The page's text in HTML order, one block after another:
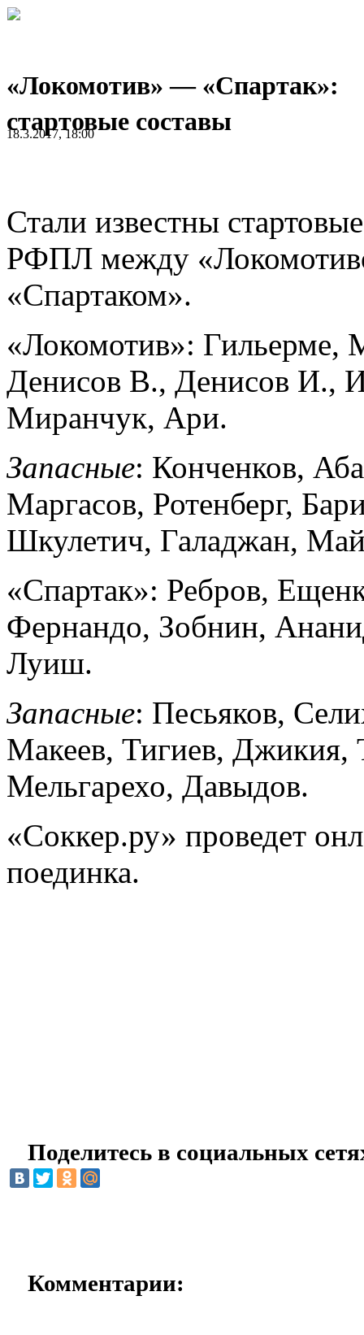
«Локомотив» — «Спартак»:
стартовые составы
18.3.2017, 18:00
Стали известны
РФПЛ между
«Спартаком».
«Локомотив»: Гильерме,
Денисов В., Денисов И.,
Миранчук, Ари.
Запасные: Конченков,
Маргасов, Ротенберг,
Шкулетич, Галаджан,
«Спартак»: Ребров,
Фернандо, Зобнин,
Луиш.
Запасные: Песьяков,
Макеев, Тигиев, Джикия,
Мельгарехо, Давыдов.
«Соккер.ру» проведет
поединка.
Поделитесь в социальных
Комментарии: